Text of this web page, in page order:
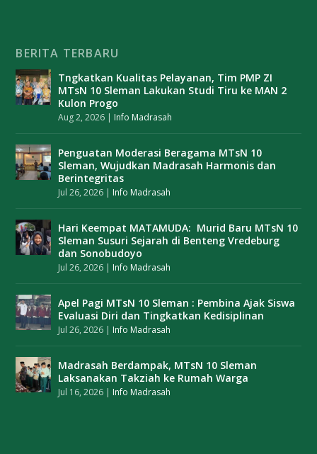
BERITA TERBARU
Tngkatkan Kualitas Pelayanan, Tim PMP ZI
MTsN 10 Sleman Lakukan Studi Tiru ke MAN 2
Kulon Progo
Aug 2, 2026 | Info Madrasah
Penguatan Moderasi Beragama MTsN 10
Sleman, Wujudkan Madrasah Harmonis dan
Berintegritas
Jul 26, 2026 | Info Madrasah
Hari Keempat MATAMUDA: Murid Baru MTsN 10
Sleman Susuri Sejarah di Benteng Vredeburg
dan Sonobudoyo
Jul 26, 2026 | Info Madrasah
Apel Pagi MTsN 10 Sleman : Pembina Ajak Siswa
Evaluasi Diri dan Tingkatkan Kedisiplinan
Jul 26, 2026 | Info Madrasah
Madrasah Berdampak, MTsN 10 Sleman
Laksanakan Takziah ke Rumah Warga
Jul 16, 2026 | Info Madrasah